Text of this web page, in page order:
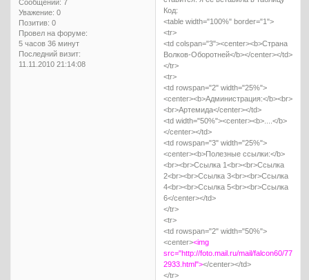
Сообщений: 7
Уважение: 0
Позитив: 0
Провел на форуме:
5 часов 36 минут
Последний визит:
11.11.2010 21:14:08
Код:
<table width="100%" border="1">
<tr>
<td colspan="3"><center><b>Страна
Волков-Оборотней</b></center></td>
</tr>
<tr>
<td rowspan="2" width="25%">
<center><b>Администрация:</b><br>
<br>Артемида</center></td>
<td width="50%"><center><b>....</b>
</center></td>
<td rowspan="3" width="25%">
<center><b>Полезные ссылки:</b>
<br><br>Ссылка 1<br><br>Ссылка
2<br><br>Ссылка 3<br><br>Ссылка
4<br><br>Ссылка 5<br><br>Ссылка
6</center></td>
</tr>
<tr>
<td rowspan="2" width="50%">
<center><img
src="http://foto.mail.ru/mail/falcon60/7750/1
2933.html"></center></td>
</tr>